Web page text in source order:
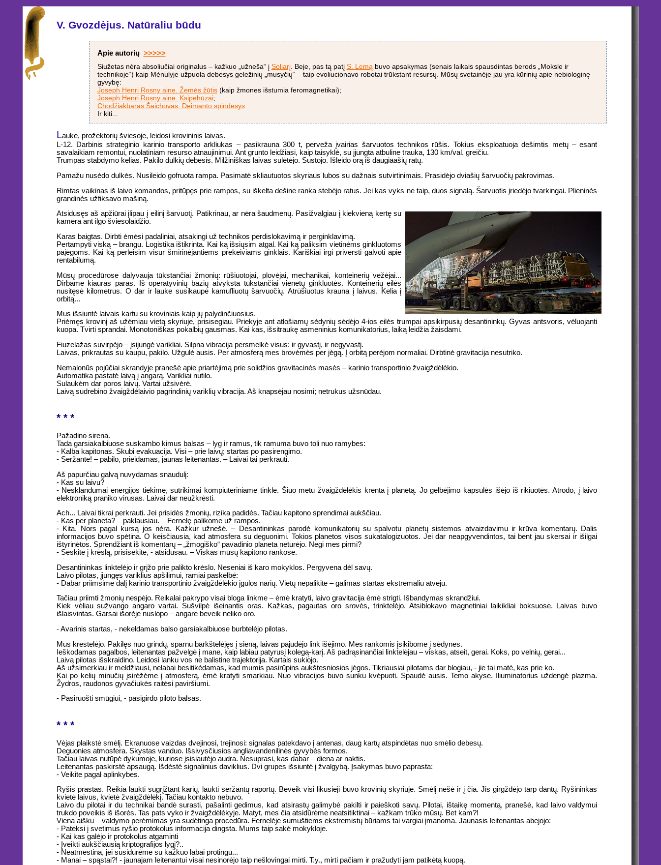
V. Gvozdėjus. Natūraliu būdu
Apie autorių >>>>>
Siužetas nėra absoliučiai originalus – kažkuo „užneša“ į Soliarį. Beje, pas tą patį S. Lemą buvo apsakymas (senais laikais spausdintas berods „Moksle ir
technikoje“) kaip Mėnulyje užpuola debesys geležinių „musyčių“ – taip evoliucionavo robotai trūkstant resursų. Mūsų svetainėje jau yra kūrinių apie nebiologinę
gyvybę:
Joseph Henri Rosny aine. Žemės žūtis(kaip žmones išstumia feromagnetikai);
Joseph Henri Rosny aine. Ksipehūzai;
Chodžiakbaras Šaichovas. Deimanto spindesys
Ir kiti...
Lauke, prožektorių šviesoje, leidosi krovininis laivas.
L-12. Darbinis strateginio karinio transporto arkliukas – pasikrauna 300 t, perveža įvairias šarvuotos technikos rūšis. Tokius eksploatuoja dešimtis metų – esant
savalaikiam remontui, nuolatiniam resurso atnaujinimui. Ant grunto leidžiasi, kaip taisyklė, su įjungta atbuline trauka, 130 km/val. greičiu.
Trumpas stabdymo kelias. Pakilo dulkių debesis. Milžiniškas laivas sulėtėjo. Sustojo. Išleido orą iš daugiaašių ratų.
Pamažu nusėdo dulkės. Nusileido gofruota rampa. Pasimatė skliautuotos skyriaus lubos su dažnais sutvirtinimais. Prasidėjo dviašių šarvuočių pakrovimas.
Rimtas vaikinas iš laivo komandos, pritūpęs prie rampos, su iškelta dešine ranka stebėjo ratus. Jei kas vyks ne taip, duos signalą. Šarvuotis įriedėjo tvarkingai. Plieninės
grandinės užfiksavo mašiną.
Atsidusęs aš apžiūrai įlipau į eilinį šarvuotį. Patikrinau, ar nėra šaudmenų. Pasižvalgiau į kiekvieną kertę su
kamera ant ilgo šviesolaidžio.
Karas baigtas. Dirbti ėmėsi padaliniai, atsakingi už technikos perdislokavimą ir perginklavimą.
Pertampyti viską – brangu. Logistika ištikrinta. Kai ką išsiųsim atgal. Kai ką paliksim vietinėms ginkluotoms
pajėgoms. Kai ką perleisim visur šmirinėjantiems prekeiviams ginklais. Kariškiai irgi priversti galvoti apie
rentabilumą.
Mūsų procedūrose dalyvauja tūkstančiai žmonių: rūšiuotojai, plovėjai, mechanikai, konteinerių vežėjai...
Dirbame kiauras paras. Iš operatyvinių bazių atvyksta tūkstančiai vienetų ginkluotės. Konteinerių eilės
nusitęsė kilometrus. O dar ir lauke susikaupė kamufliuotų šarvuočių. Atrūšiuotus krauna į laivus. Kelia į
orbitą...
Mus išsiuntė laivais kartu su kroviniais kaip jų palydinčiuosius.
Priėmęs krovinį aš užėmiau vietą skyriuje, prisisegiau. Priekyje ant atlošiamų sėdynių sėdėjo 4-ios eilės trumpai apsikirpusių desantininkų. Gyvas antsvoris, vėluojanti
kuopa. Tvirti sprandai. Monotoniškas pokalbių gausmas. Kai kas, išsitraukę asmeninius komunikatorius, laiką leidžia žaisdami.
Fiuzelažas suvirpėjo – įsijungė varikliai. Silpna vibracija persmelkė visus: ir gyvastį, ir negyvastį.
Laivas, prikrautas su kaupu, pakilo. Užgulė ausis. Per atmosferą mes brovėmės per jėgą. Į orbitą perėjom normaliai. Dirbtinė gravitacija nesutriko.
Nemalonūs pojūčiai skrandyje pranešė apie priartėjimą prie solidžios gravitacinės masės – karinio transportinio žvaigždėlėkio.
Automatika pastatė laivą į angarą. Varikliai nutilo.
Sulaukėm dar poros laivų. Vartai užsivėrė.
Laivą sudrebino žvaigždėlaivio pagrindinių variklių vibracija. Aš knapsėjau nosimi; netrukus užsnūdau.
* * *
Pažadino sirena.
Tada garsiakalbiuose suskambo kimus balsas – lyg ir ramus, tik ramuma buvo toli nuo ramybes:
- Kalba kapitonas. Skubi evakuacija. Visi – prie laivų; startas po pasirengimo.
- Seržante! – pabilo, prieidamas, jaunas leitenantas. – Laivai tai perkrauti.
Aš papurčiau galvą nuvydamas snaudulį:
- Kas su laivu?
- Nesklandumai energijos tiekime, sutrikimai kompiuteriniame tinkle. Šiuo metu žvaigždėlėkis krenta į planetą. Jo gelbėjimo kapsulės išėjo iš rikiuotės. Atrodo, į laivo
elektroniką praniko virusas. Laivai dar neužkrėsti.
Ach... Laivai tikrai perkrauti. Jei prisidės žmonių, rizika padidės. Tačiau kapitono sprendimai aukščiau.
- Kas per planeta? – paklausiau. – Fernelę palikome už rampos.
- Kita. Nors pagal kursą jos nėra. Kažkur užnešė. – Desantininkas parodė komunikatorių su spalvotu planetų sistemos atvaizdavimu ir krūva komentarų. Dalis
informacijos buvo spėtina. O keisčiausia, kad atmosfera su deguonimi. Tokios planetos visos sukatalogizuotos. Jei dar neapgyvendintos, tai bent jau skersai ir išilgai
ištyrinėtos. Sprendžiant iš komentarų – „žmogiško“ pavadinio planeta neturėjo. Negi mes pirmi?
- Sėskite į krėslą, prisisekite, - atsidusau. – Viskas mūsų kapitono rankose.
Desantininkas linktelėjo ir grįžo prie palikto krėslo. Neseniai iš karo mokyklos. Pergyvena dėl savų.
Laivo pilotas, įjungęs variklius apšilimui, ramiai paskelbė:
- Dabar priimsime dalį karinio transportinio žvaigždėlėkio įgulos narių. Vietų nepalikite – galimas startas ekstremaliu atveju.
Tačiau priimti žmonių nespėjo. Reikalai pakrypo visai bloga linkme – ėmė kratyti, laivo gravitacija ėmė strigti. Išbandymas skrandžiui.
Kiek vėliau sužvango angaro vartai. Sušvilpė išeinantis oras. Kažkas, pagautas oro srovės, trinktelėjo. Atsiblokavo magnetiniai laikikliai boksuose. Laivas buvo
išlaisvintas. Garsai išorėje nuslopo – angare beveik neliko oro.
- Avarinis startas, - nekeldamas balso garsiakalbiuose burbtelėjo pilotas.
Mus krestelėjo. Pakilęs nuo grindų, sparnu barkštelėjęs į sieną, laivas pajudėjo link išėjimo. Mes rankomis įsikibome į sėdynes.
Ieškodamas pagalbos, leitenantas pažvelgė į mane, kaip labiau patyrusį kolegą-karį. Aš padrąsinančiai linktelėjau – viskas, atseit, gerai. Koks, po velnių, gerai...
Laivą pilotas išskraidino. Leidosi lanku vos ne balistine trajektorija. Kartais sukiojo.
Aš užsimerkiau ir meldžiausi, nelabai besitikėdamas, kad mumis pasirūpins aukštesniosios jėgos. Tikriausiai pilotams dar blogiau, - jie tai matė, kas prie ko.
Kai po kelių minučių įsirėžėme į atmosferą, ėmė kratyti smarkiau. Nuo vibracijos buvo sunku kvėpuoti. Spaudė ausis. Temo akyse. Iliuminatorius uždengė plazma.
Žydros, raudonos gyvačiukės raitėsi paviršiumi.
- Pasiruošti smūgiui, - pasigirdo piloto balsas.
* * *
Vėjas plaikstė smėlį. Ekranuose vaizdas dvejinosi, trejinosi: signalas patekdavo į antenas, daug kartų atspindėtas nuo smėlio debesų.
Deguonies atmosfera. Skystas vanduo. Išsivysčiusios angliavandenilinės gyvybės formos.
Tačiau laivas nutūpė dykumoje, kuriose įsisiautėjo audra. Nesuprasi, kas dabar – diena ar naktis.
Leitenantas paskirstė apsaugą. Išdėstė signalinius daviklius. Dvi grupes išsiuntė į žvalgybą. Įsakymas buvo paprasta:
- Veikite pagal aplinkybes.
Ryšis prastas. Reikia laukti sugrįžtant karių, laukti seržantų raportų. Beveik visi likusieji buvo krovinių skyriuje. Smėlį nešė ir į čia. Jis girgždėjo tarp dantų. Ryšininkas
kvietė laivus, kvietė žvaigždėlėkį. Tačiau kontakto nebuvo.
Laivo du pilotai ir du technikai bandė surasti, pašalinti gedimus, kad atsirastų galimybė pakilti ir paieškoti savų. Pilotai, ištaikę momentą, pranešė, kad laivo valdymui
trukdo poveikis iš išorės. Tas pats vyko ir žvaigždėlėkyje. Matyt, mes čia atsidūrėme neatsitiktinai – kažkam trūko mūsų. Bet kam?!
Viena aišku – valdymo perėmimas yra sudėtinga procedūra. Fernelėje sumuštiems ekstremistų būriams tai vargiai įmanoma. Jaunasis leitenantas abejojo:
- Pateksi į svetimus ryšio protokolus informacija dingsta. Mums taip sakė mokykloje.
- Kai kas galėjo ir protokolus atgaminti
- Įveikti aukščiausią kriptografijos lygį?..
- Neatmestina, jei susidūrėme su kažkuo labai protingu...
- Manai – spąstai?! - jaunajam leitenantui visai nesinorėjo taip nešlovingai mirti. T.y., mirti pačiam ir pražudyti jam patikėtą kuopą.